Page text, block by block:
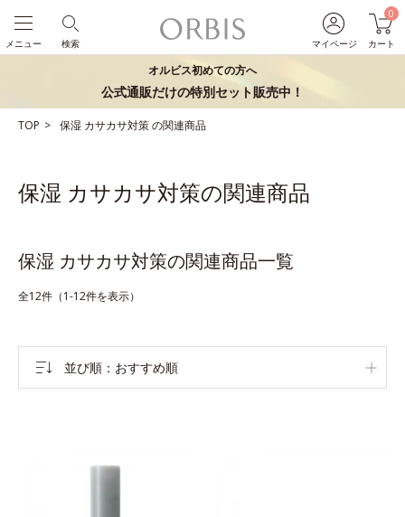
マイページ
0
カート
検索
メニュー
オルビス初めての方へ
公式通販だけの特別セット販売中！
TOP 保湿 カサカサ対策の関連商品
保湿 カサカサ対策の関連商品
保湿 カサカサ対策の関連商品一覧
全12件（1-12件を表示）
並び順 おすすめ順